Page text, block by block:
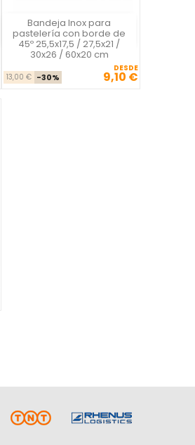
Bandeja Inox para
pastelería con borde de
45º 25,5x17,5 / 27,5x21 /
30x26 / 60x20 cm
Precio base
13,00 € -30% Precio
DESDE
9,10 €

Vista rápida